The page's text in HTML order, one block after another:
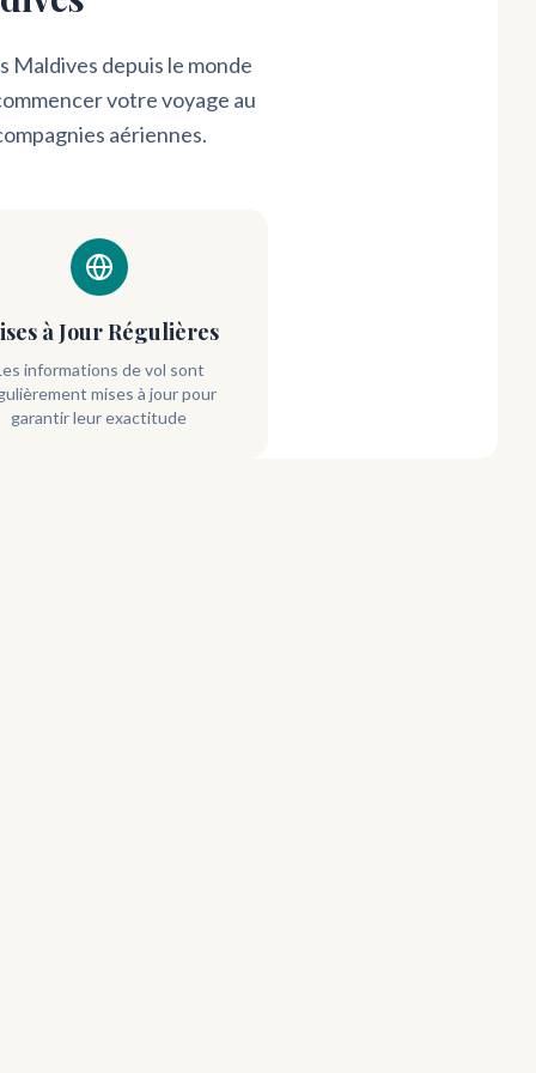
Maldives depuis le monde
votre voyage au
aériennes.
à Jour Régulières
informations de vol sont
mises à jour pour
garantir leur exactitude